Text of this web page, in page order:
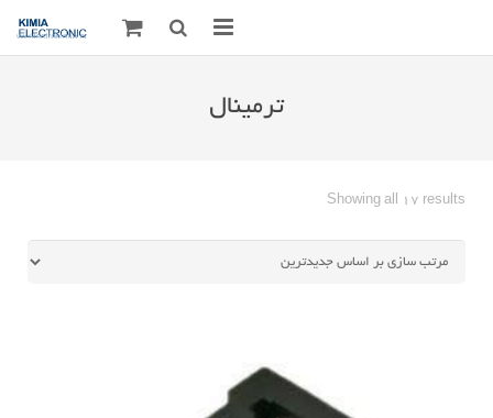
ترمینال
Showing all 17 results